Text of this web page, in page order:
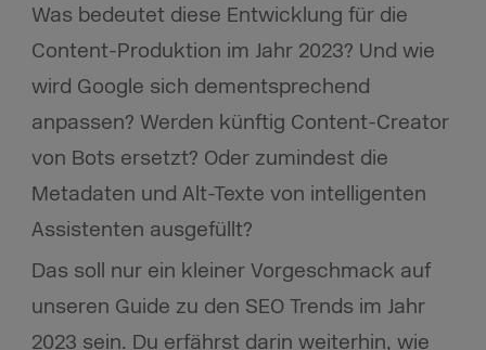
Was bedeutet diese Entwicklung für die
Content-Produktion im Jahr 2023? Und wie
wird Google sich dementsprechend
anpassen? Werden künftig Content-Creator
von Bots ersetzt? Oder zumindest die
Metadaten und Alt-Texte von intelligenten
Assistenten ausgefüllt?
Das soll nur ein kleiner Vorgeschmack auf
unseren Guide zu den SEO Trends im Jahr
2023 sein. Du erfährst darin weiterhin, wie